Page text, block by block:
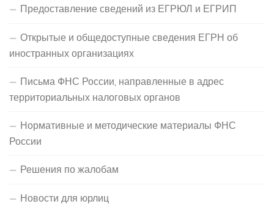
Предоставление сведений из ЕГРЮЛ и ЕГРИП
Открытые и общедоступные сведения ЕГРН об
иностранных организациях
Письма ФНС России, направленные в адрес
территориальных налоговых органов
Нормативные и методические материалы ФНС
России
Решения по жалобам
Новости для юрлиц